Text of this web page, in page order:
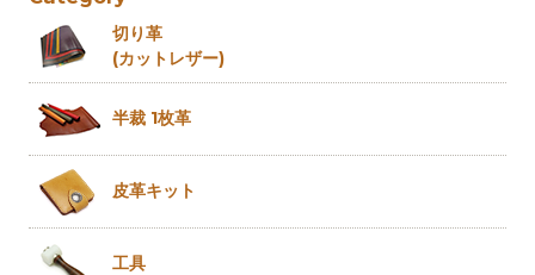
切り革
(カットレザー)
半裁 1枚革
皮革キット
工具